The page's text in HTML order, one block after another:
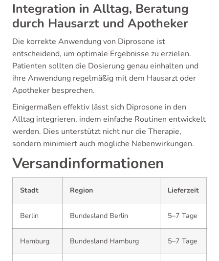
Integration in Alltag, Beratung
durch Hausarzt und Apotheker
Die korrekte Anwendung von Diprosone ist
entscheidend, um optimale Ergebnisse zu erzielen.
Patienten sollten die Dosierung genau einhalten und
ihre Anwendung regelmäßig mit dem Hausarzt oder
Apotheker besprechen.
Einigermaßen effektiv lässt sich Diprosone in den
Alltag integrieren, indem einfache Routinen entwickelt
werden. Dies unterstützt nicht nur die Therapie,
sondern minimiert auch mögliche Nebenwirkungen.
Versandinformationen
Stadt Region Lieferzeit
Berlin Bundesland Berlin 5–7 Tage
Hamburg Bundesland Hamburg 5–7 Tage